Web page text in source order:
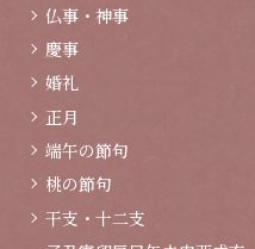
仏事・神事
慶事
婚礼
正月
端午の節句
桃の節句
干支・十二支